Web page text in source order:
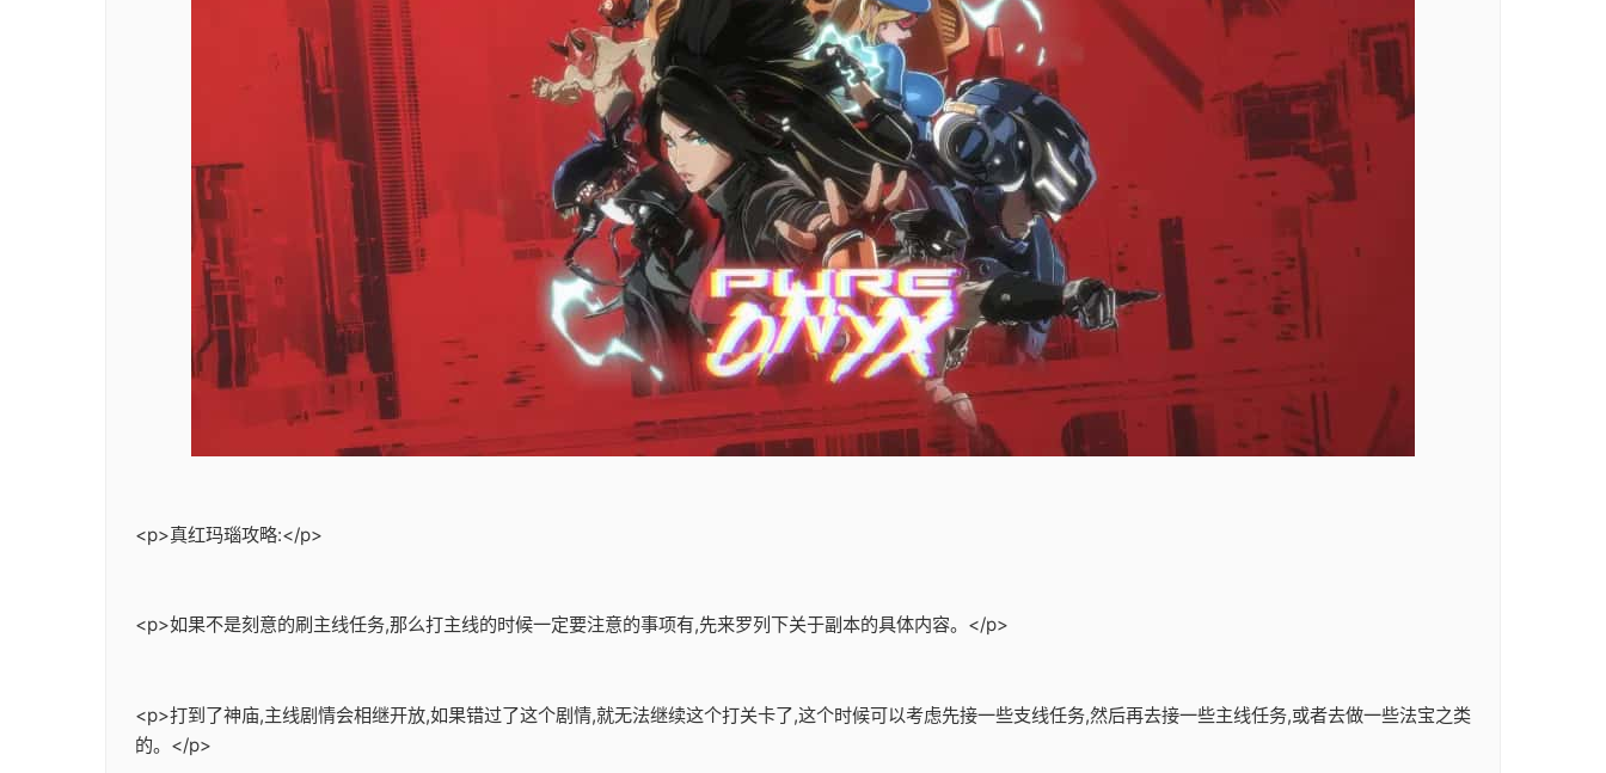
<p>真红玛瑙攻略:</p>
<p>如果不是刻意的刷主线任务,那么打主线的时候一定要注意的事项有,先来罗列下关于副本的具体内容。</p>
<p>打到了神庙,主线剧情会相继开放,如果错过了这个剧情,就无法继续这个打关卡了,这个时候可以考虑先接一些支线任务,然后再去接一些主线任务,或者去做一些法宝之类
的。</p>